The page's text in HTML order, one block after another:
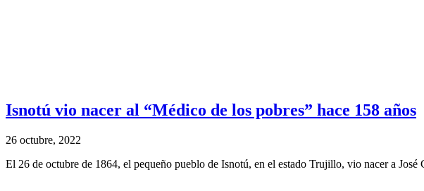
Isnotú vio nacer al “Médico de los pobres” hace 158 años
26 octubre, 2022
El 26 de octubre de 1864, el pequeño pueblo de Isnotú, en el estado Trujillo, vio nacer a